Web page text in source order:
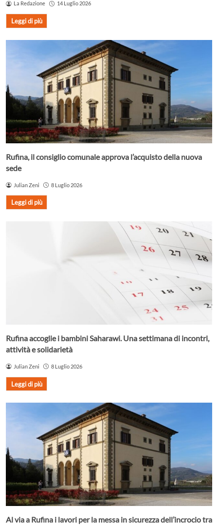
La Redazione 14 Luglio 2026
Leggi di più
Rufina, il consiglio comunale approva l’acquisto della nuova
sede
Julian Zeni 8 Luglio 2026
Leggi di più
Rufina accoglie i bambini Saharawi. Una settimana di incontri,
attività e solidarietà
Julian Zeni 8 Luglio 2026
Leggi di più
Al via a Rufina i lavori per la messa in sicurezza dell’incrocio tra